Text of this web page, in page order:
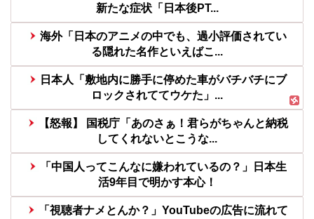
新たな症状「日本後PT...
海外「日本のアニメの中でも、過小評価されてい
る隠れた名作といえばこ...
日本人「敷地内に勝手に停めた車がバチバチにブ
ロックされててウケた」...
【怒報】 国税庁「あのさぁ！君らがちゃんと納税
してくれないとこうな...
「中国人ってこんなに嫌われているの？」日本生
活9年目で明かす本心！
「視聴者ナメとんか？」YouTubeの広告に流れて